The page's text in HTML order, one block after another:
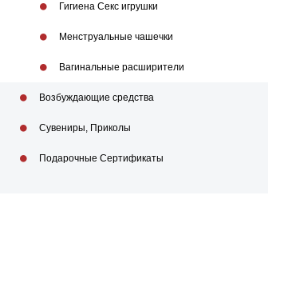
Гигиена Секс игрушки
Менструальные чашечки
Вагинальные расширители
Возбуждающие средства
Сувениры, Приколы
Подарочные Сертификаты